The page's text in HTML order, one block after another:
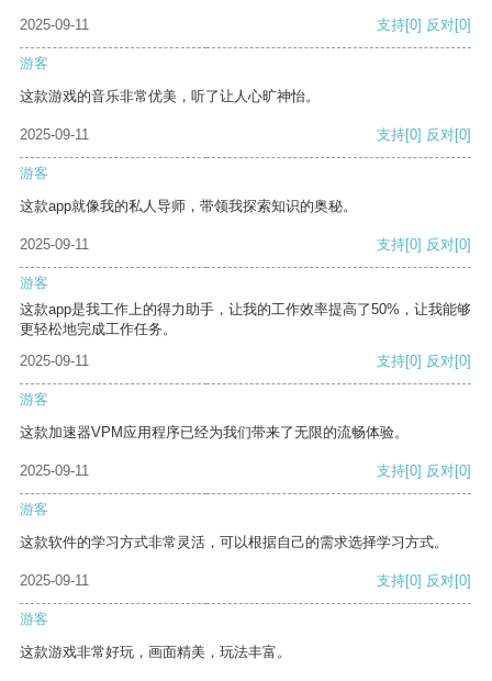
2025-09-11 支持[0] 反对[0]
游客
这款游戏的音乐非常优美，听了让人心旷神怡。
2025-09-11 支持[0] 反对[0]
游客
这款app就像我的私人导师，带领我探索知识的奥秘。
2025-09-11 支持[0] 反对[0]
游客
这款app是我工作上的得力助手，让我的工作效率提高了50%，让我能够
更轻松地完成工作任务。
2025-09-11
支持[0] 反对[0]
游客
这款加速器VPM应用程序已经为我们带来了无限的流畅体验。
2025-09-11 支持[0] 反对[0]
游客
这款软件的学习方式非常灵活，可以根据自己的需求选择学习方式。
2025-09-11 支持[0] 反对[0]
游客
这款游戏非常好玩，画面精美，玩法丰富。